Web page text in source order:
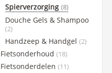
Winaar Socks
X-Nutri
Spierverzorging (8)
Douche Gels & Shampoo
(2)
Handzeep & Handgel (2)
Fietsonderhoud (18)
Fietsonderdelen (11)